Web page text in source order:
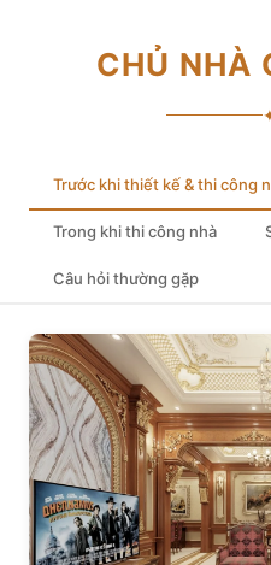
CHỦ NHÀ
Trước khi thiết kế & thi công
Trong khi thi công nhà
Câu hỏi thường gặp